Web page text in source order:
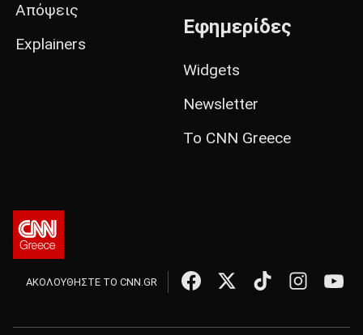
Απόψεις
Explainers
Εφημερίδες
Widgets
Newsletter
Το CNN Greece
ΑΚΟΛΟΥΘΗΣΤΕ ΤΟ CNN.GR